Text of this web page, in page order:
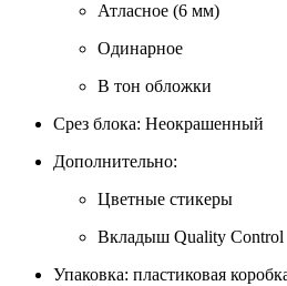
Атласное (6 мм)
Одинарное
В тон обложки
Срез блока: Неокрашенный
Дополнительно:
Цветные стикеры
Вкладыш Quality Control
Упаковка: пластиковая